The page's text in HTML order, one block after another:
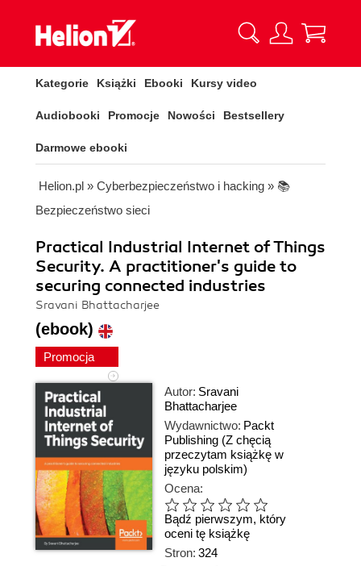
Kategorie Książki Ebooki Kursy video
Audiobooki Promocje Nowości Bestsellery
Darmowe ebooki
Helion.pl » Cyberbezpieczeństwo i hacking » 📚
Bezpieczeństwo sieci
Practical Industrial Internet of Things
Security. A practitioner's guide to
securing connected industries
Sravani Bhattacharjee
(ebook)
Promocja
Autor: Sravani
Bhattacharjee
Wydawnictwo: Packt
Publishing (Z chęcią
przeczytam książkę w
języku polskim)
Ocena:
Bądź pierwszym, który
oceni tę książkę
Stron: 324